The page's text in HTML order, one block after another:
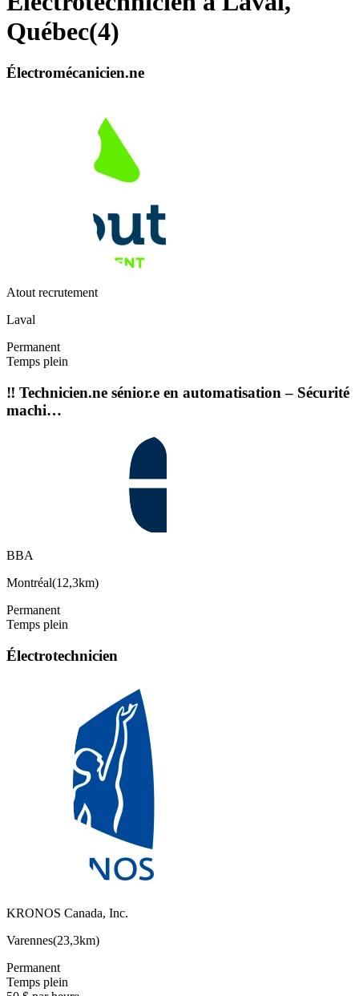
Québec(4)
Électromécanicien.ne
Atout recrutement
Laval
Permanent
Temps plein
‼️ Technicien.ne sénior.e en automatisation – Sécurité
machi…
BBA
Montréal(12,3km)
Permanent
Temps plein
Électrotechnicien
KRONOS Canada, Inc.
Varennes(23,3km)
Permanent
Temps plein